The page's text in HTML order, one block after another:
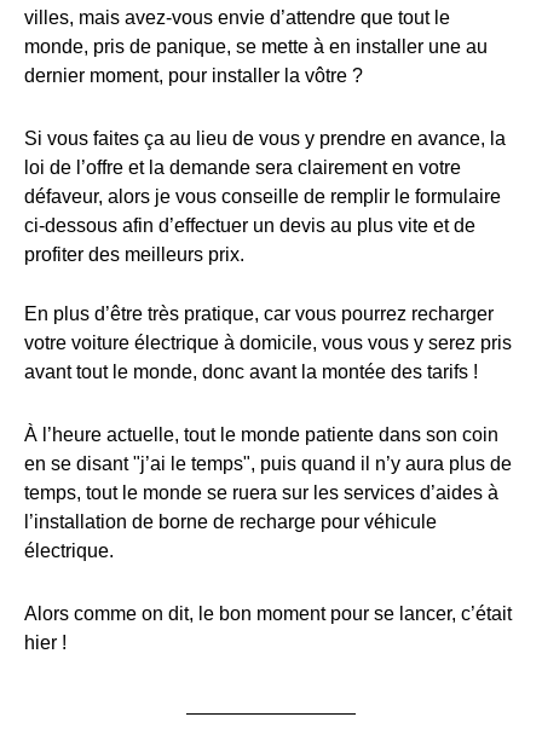
villes, mais avez-vous envie d’attendre que tout le
monde, pris de panique, se mette à en installer une au
dernier moment, pour installer la vôtre ?
Si vous faites ça au lieu de vous y prendre en avance, la
loi de l’offre et la demande sera clairement en votre
défaveur, alors je vous conseille de remplir le formulaire
ci-dessous afin d’effectuer un devis au plus vite et de
profiter des meilleurs prix.
En plus d’être très pratique, car vous pourrez recharger
votre voiture électrique à domicile, vous vous y serez pris
avant tout le monde, donc avant la montée des tarifs !
À l’heure actuelle, tout le monde patiente dans son coin
en se disant "j’ai le temps", puis quand il n’y aura plus de
temps, tout le monde se ruera sur les services d’aides à
l’installation de borne de recharge pour véhicule
électrique.
Alors comme on dit, le bon moment pour se lancer, c’était
hier !